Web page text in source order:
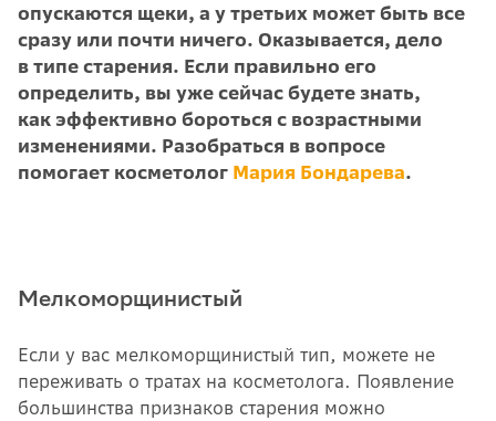
опускаются щеки, а у третьих может быть все
сразу или почти ничего. Оказывается, дело
в типе старения. Если правильно его
определить, вы уже сейчас будете знать,
как эффективно бороться с возрастными
изменениями. Разобраться в вопросе
помогает косметолог Мария Бондарева.
Мелкоморщинистый
Если у вас мелкоморщинистый тип, можете не
переживать о тратах на косметолога. Появление
большинства признаков старения можно